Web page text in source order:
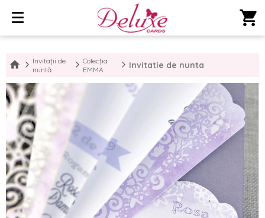
shopping_cart
Invitații de
nuntă
Colecția
EMMA
Invitatie de nunta